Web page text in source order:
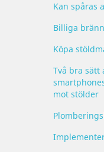
Kan spåras
Billiga
Köpa
Två bra sätt
mot stölder